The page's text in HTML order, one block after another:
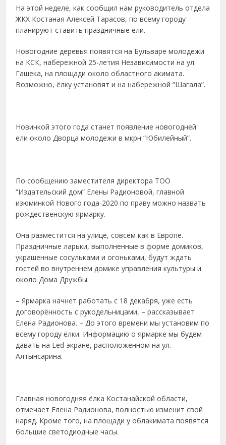
На этой неделе, как сообщил нам руководитель отдела
ЖКХ Костаная Алексей Тарасов, по всему городу
планируют ставить праздничные ели.
Новогодние деревья появятся на Бульваре молодежи
на КСК, набережной 25-летия Независимости на ул.
Гашека, на площади около областного акимата.
Возможно, ёлку установят и на набережной “Шагала”.
Новинкой этого года станет появление новогодней
ели около Дворца молодежи в мкрн “Юбилейный”.
По сообщению заместителя директора ТОО
“Издательский дом” Елены Радионовой, главной
изюминкой Нового года-2020 по праву можно назвать
рождественскую ярмарку.
Она разместится на улице, совсем как в Европе.
Праздничные ларьки, выполненные в форме домиков,
украшенные сосульками и огоньками, будут ждать
гостей во внутреннем домике управления культуры и
около Дома Дружбы.
– Ярмарка начнет работать с 18 декабря, уже есть
договорённость с рукодельницами, – рассказывает
Елена Радионова. – До этого времени мы установим по
всему городу ёлки. Информацию о ярмарке мы будем
давать на Led-экране, расположенном на ул.
Алтынсарина.
Главная новогодняя ёлка Костанайской области,
отмечает Елена Радионова, полностью изменит свой
наряд. Кроме того, на площади у облакимата появятся
большие светодиодные часы.